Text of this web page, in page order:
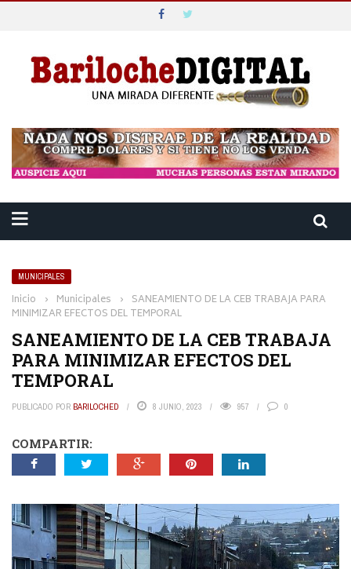
MUNICIPALES
Inicio › Municipales › SANEAMIENTO DE LA CEB TRABAJA PARA
MINIMIZAR EFECTOS DEL TEMPORAL
SANEAMIENTO DE LA CEB TRABAJA
PARA MINIMIZAR EFECTOS DEL
TEMPORAL
PUBLICADO POR BARILOCHED 8 JUNIO, 2023 957 0
COMPARTIR: